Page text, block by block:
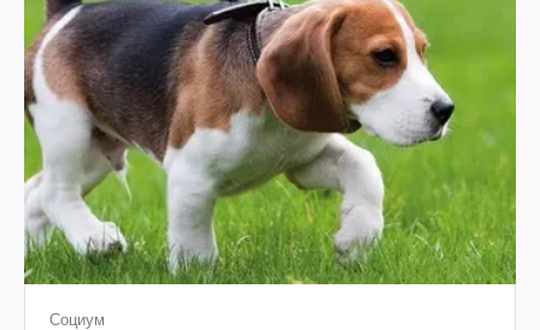
Социум